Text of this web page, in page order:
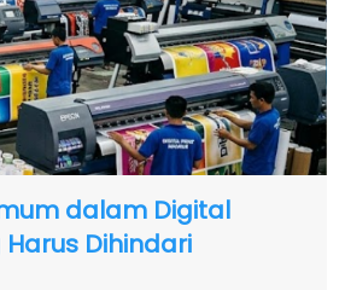
dalam Digital
Dihindari